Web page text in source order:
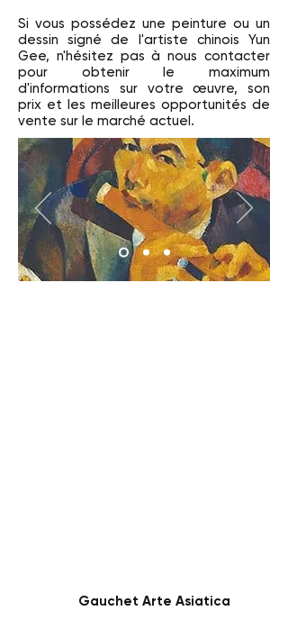
Si vous possédez une peinture ou un
dessin signé de l'artiste chinois Yun
Gee, n'hésitez pas à nous contacter
pour obtenir le maximum
d'informations sur votre œuvre, son
prix et les meilleures opportunités de
vente sur le marché actuel.
Gauchet Arte Asiatica